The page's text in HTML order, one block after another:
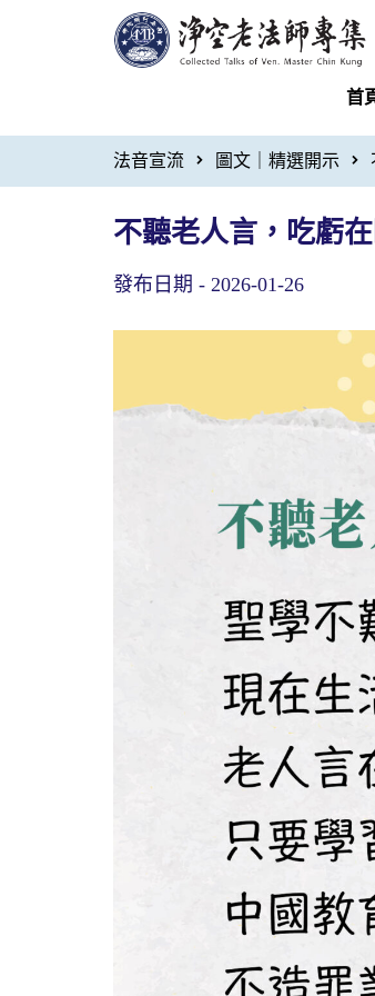
首
法音宣流 圖文｜精選開示
不聽老人言，吃虧
發布日期 - 2026-01-26